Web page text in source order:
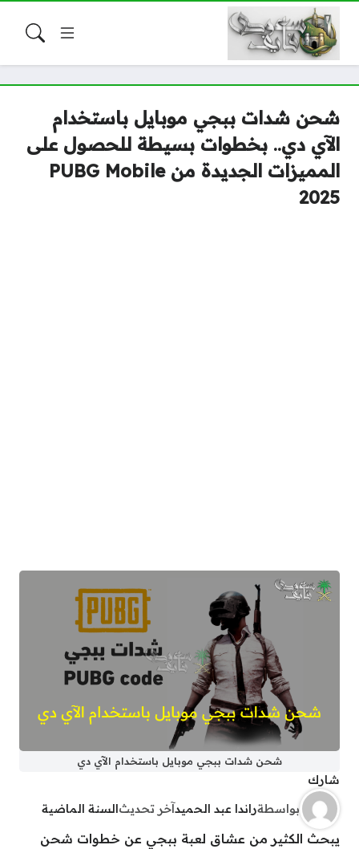
شحن شدات ببجي موبايل باستخدام
الآي دي.. بخطوات بسيطة للحصول على
المميزات الجديدة من PUBG Mobile
2025
شحن شدات ببجي موبايل باستخدام الآي دي
شارك
بواسطةراندا عبد الحميدآخر تحديثالسنة الماضية
يبحث الكثير من عشاق لعبة ببجي عن خطوات شحن